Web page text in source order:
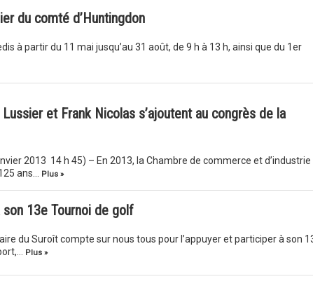
du comté d’Huntingdon
à partir du 11 mai jusqu’au 31 août, de 9 h à 13 h, ainsi que du 1er
et Frank Nicolas s’ajoutent au congrès de la
2013 14 h 45) – En 2013, la Chambre de commerce et d’industrie
ans…
Plus »
13e Tournoi de golf
du Suroît compte sur nous tous pour l’appuyer et participer à son
Plus »